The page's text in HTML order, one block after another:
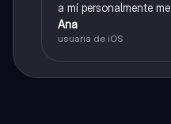
a mí personalmente
Ana
usuaria de iOS